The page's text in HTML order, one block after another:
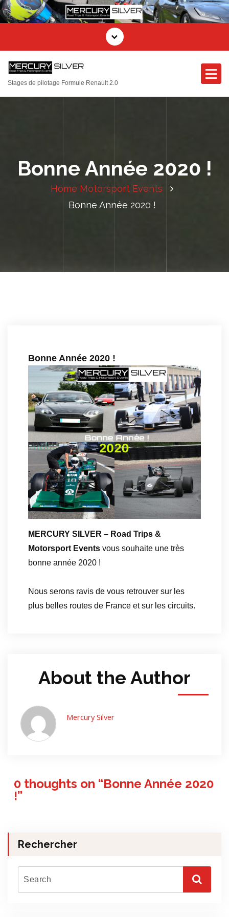
Stages de pilotage Formule Renault 2.0
Bonne Année 2020 !
Home Motorsport Events
Bonne Année 2020 !
Bonne Année 2020 !
MERCURY SILVER – Road Trips &
Motorsport Events vous souhaite une très
bonne année 2020 !
Nous serons ravis de vous retrouver sur les
plus belles routes de France et sur les circuits.
About the Author
Mercury Silver
0 thoughts on “Bonne Année 2020
!”
Rechercher